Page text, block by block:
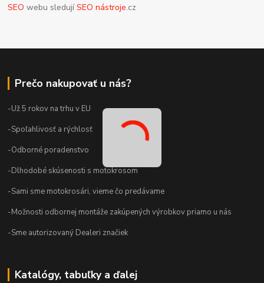
SEO webu sledujíSEO nástroje.cz
Prečo nakupovať u nás?
-Už 5 rokov na trhu v EU
-Spoľahlivosť a rýchlosť
-Odborné poradenstvo
-Dlhodobé skúsenosti s motokrosom
-Sami sme motokrosári, vieme čo predávame
-Možnosti odbornej montáže zakúpených výrobkov priamo u nás
-Sme autorizovaný Dealeri značiek
Katalógy, tabuľky a ďalej